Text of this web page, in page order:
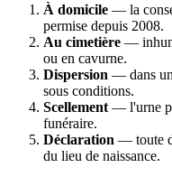
À domicile — la
permise depuis 2008.
Au cimetière —
ou en cavurne.
Dispersion — dans
sous conditions.
Scellement — l'urne
funéraire.
Déclaration — toute
du lieu de naissance.